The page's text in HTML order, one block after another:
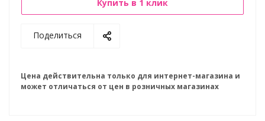
Купить в 1 клик
Поделиться
Цена действительна только для интернет-магазина и
может отличаться от цен в розничных магазинах